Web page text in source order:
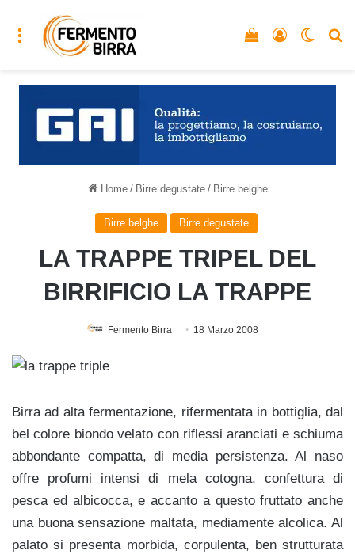
Menu Accedi
Vedi il carrello
Home / Birre degustate / Birre belghe
Birre belghe Birre degustate
LA TRAPPE TRIPEL DEL
BIRRIFICIO LA TRAPPE
Fermento Birra 18 Marzo 2008
Birra ad alta fermentazione, rifermentata in bottiglia, dal
bel colore biondo velato con riflessi aranciati e schiuma
abbondante compatta, di media persistenza. Al naso
offre profumi intensi di mela cotogna, confettura di
pesca ed albicocca, e accanto a questo fruttato anche
una buona sensazione maltata, mediamente alcolica. Al
palato si presenta morbida, corpulenta, ben strutturata